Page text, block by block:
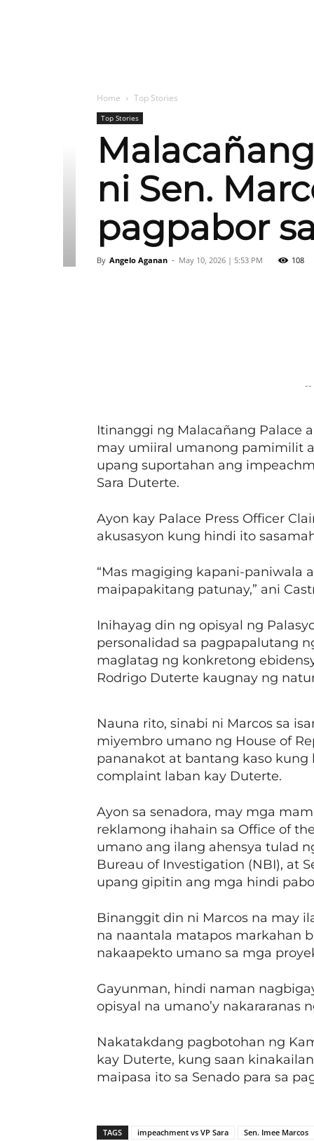
Home Top Stories
Top Stories
ni Sen.
pagpabor
By Angelo Aganan - May 10, 2026 | 5:53 PM 108
--
Itinanggi ng Malacañang Palace
may umiiral umanong pamimilit
upang suportahan ang
Sara Duterte.
Ayon kay Palace Press Officer
akusasyon kung hindi ito
“Mas magiging kapani-paniwala
maipapakitang patunay,” ani
Inihayag din ng opisyal ng
personalidad sa pagpapalutang
maglatag ng konkretong
Rodrigo Duterte kaugnay ng
Nauna rito, sinabi ni Marcos sa
miyembro umano ng House of
pananakot at bantang kaso
complaint laban kay Duterte.
Ayon sa senadora, may mga
reklamong ihahain sa Office of
umano ang ilang ahensya tulad
Bureau of Investigation (NBI), at
upang gipitin ang mga hindi
Binanggit din ni Marcos na may
na naantala matapos markahan
nakaapekto umano sa mga
Gayunman, hindi naman
opisyal na umano’y nakararanas
Nakatakdang pagbotohan ng
kay Duterte, kung saan
maipasa ito sa Senado para sa
TAGS impeachment vs VP Sara Sen. Imee Marcos